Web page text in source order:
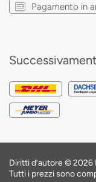
Pagamento in
Diritti d’autore © 2026
Tutti i prezzi sono